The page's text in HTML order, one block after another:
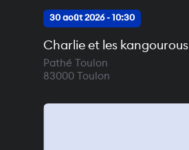
30 août 2026 - 10:30
Charlie et les kangourous
Pathé Toulon
83000
Toulon